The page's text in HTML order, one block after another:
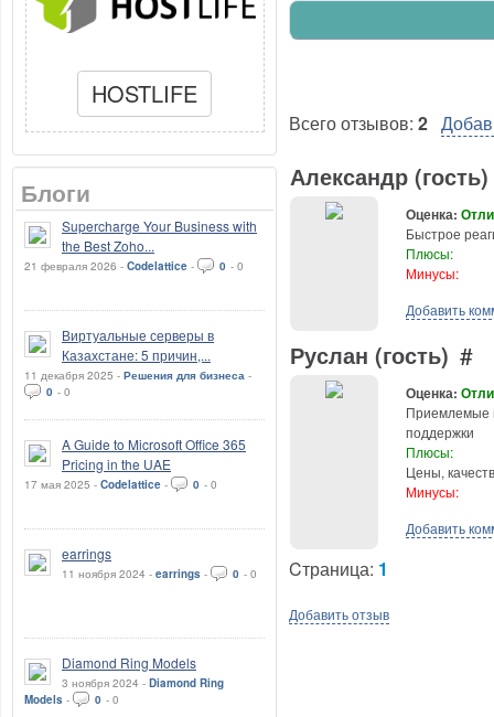
HOSTLIFE
Блоги
Supercharge Your Business with
the Best Zoho...
21 февраля 2026 - Codelattice - 0 - 0
Виртуальные серверы в
Казахстане: 5 причин,...
11 декабря 2025 - Решения для бизнеса -
0 - 0
A Guide to Microsoft Office 365
Pricing in the UAE
17 мая 2025 - Codelattice - 0 - 0
earrings
11 ноября 2024 - earrings - 0 - 0
Diamond Ring Models
3 ноября 2024 - Diamond Ring
Models - 0 - 0
Всего отзывов: 2
Александр (гость)
Оценка:
Быстрое
Плюсы:
Минусы:
Добавить
Руслан (гость) #
Оценка:
Приемлемые
поддержки
Плюсы:
Цены,
Минусы:
Добавить
Cтраница: 1
Добавить отзыв